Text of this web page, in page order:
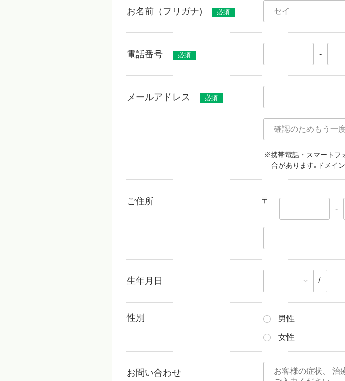
お名前（フリガナ) 必須
電話番号 必須 -
メールアドレス 必須
※携帯電話・スマートフ
合があります｡ドメイ
ご住所
〒
-
生年月日 /
性別 男性
女性
お問い合わせ